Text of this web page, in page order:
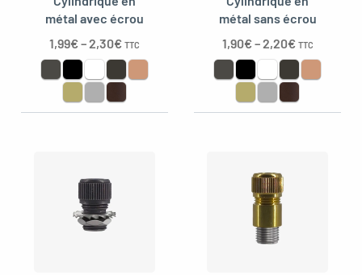
métal avec écrou
1,99€–2,30€ TTC
métal sans écrou
1,90€–2,20€ TTC